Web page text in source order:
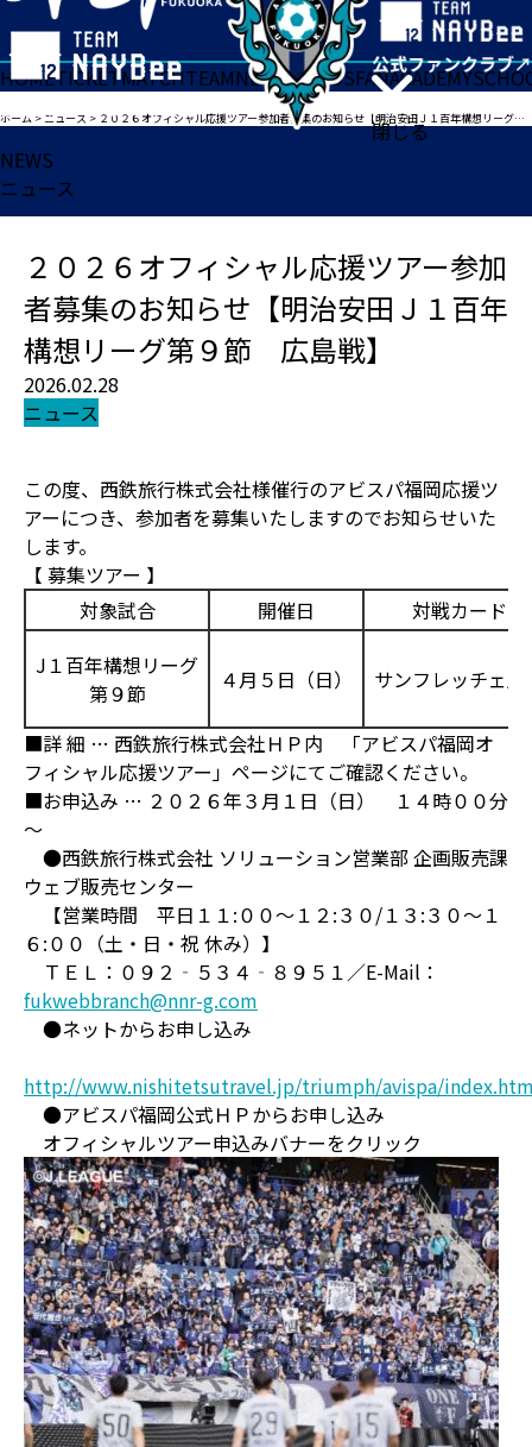
閉じる
HOMETICKETMATCHTEAMNEWSGOODSFANACADEMY
ホーム >ニュース > ２０２６オフィシャル応援ツアー参加者募集のお知らせ【明治安田Ｊ１百年構想リーグ第９節 広島戦】
NEWS
ニュース
２０２６オフィシャル応援ツアー参加
者募集のお知らせ【明治安田Ｊ１百年
構想リーグ第９節 広島戦】
2026.02.28
ニュース
この度、西鉄旅行株式会社様催行のアビスパ福岡応援ツ
アーにつき、参加者を募集いたしますのでお知らせいた
します。
【 募集ツアー 】
対象試合
開催日
対戦カード
J１百年構想リーグ
第９節
４月５日（日） サンフレッチェ広
■詳 細 … 西鉄旅行株式会社ＨＰ内 「アビスパ福岡オ
フィシャル応援ツアー」ページにてご確認ください。
■お申込み … ２０２６年３月１日（日） １４時００分
～
●西鉄旅行株式会社 ソリューション営業部 企画販売課
ウェブ販売センター
【営業時間 平日１１:００～１２:３０/１３:３０～１
６:００（土・日・祝 休み）】
ＴＥＬ：０９２‐５３４‐８９５１／E-Mail：
fukwebbranch@nnr-g.com
●ネットからお申し込み
http://www.nishitetsutravel.jp/triumph/avispa/
●アビスパ福岡公式ＨＰからお申し込み
オフィシャルツアー申込みバナーをクリック